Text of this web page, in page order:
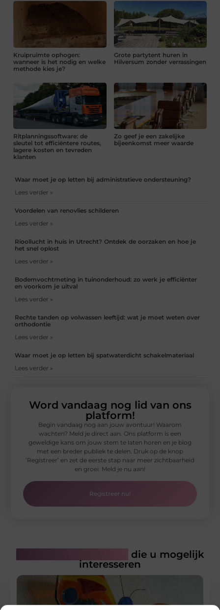
Kruipruimte ophogen:
wanneer is het nodig en welke
methode kies je?
Grote partytent huren in
Hilversum zonder verrassingen
Ritplanningssoftware: de
sleutel tot efficiëntere routes,
lagere kosten en tevreden
klanten
Zo geef je een zakelijke
bijeenkomst meer waarde
Waar moet je op letten bij administratieve ondersteuning?
Lees verder »
Voordelen van renovlies schilderen
Lees verder »
Rioollucht in huis in Utrecht? Ontdek de oorzaken en hoe je
het snel oplost
Lees verder »
Bodemvochtmeting in tuinonderhoud: zo werk je efficiënter
en voorkom je uitval
Lees verder »
Rechte tanden op volwassen leeftijd: wat je moet weten over
orthodontie
Lees verder »
Waar moet je op letten bij spatwaterdicht schakelmateriaal
Lees verder »
Word vandaag nog lid van ons
platform!
Begin vandaag nog aan jouw avontuur! Waarom
wachten? Meld je direct aan. Ons platform is een
geweldige kans om jouw stem te laten horen en je blog
met een breder publiek te delen. Druk op de knop
‘Registreer’ en zet de eerste stap naar meer zichtbaarheid
en groei. Meld je nu aan!
Registreer nu!
die u mogelijk
interesseren